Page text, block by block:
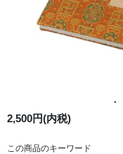
2,500円(内税)
この商品のキーワード